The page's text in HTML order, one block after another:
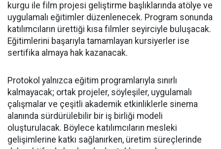
kurgu ile film projesi geliştirme başlıklarında atölye ve
uygulamalı eğitimler düzenlenecek. Program sonunda
katılımcıların ürettiği kısa filmler seyirciyle buluşacak.
Eğitimlerini başarıyla tamamlayan kursiyerler ise
sertifika almaya hak kazanacak.
Protokol yalnızca eğitim programlarıyla sınırlı
kalmayacak; ortak projeler, söyleşiler, uygulamalı
çalışmalar ve çeşitli akademik etkinliklerle sinema
alanında sürdürülebilir bir iş birliği modeli
oluşturulacak. Böylece katılımcıların mesleki
gelişimlerine katkı sağlanırken, üretim süreçlerinde